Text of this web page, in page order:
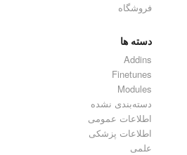
فروشگاه
دسته ها
Addins
Finetunes
Modules
دسته‌بندی نشده
اطلاعات عمومی
اطلاعات پزشکی
علمی